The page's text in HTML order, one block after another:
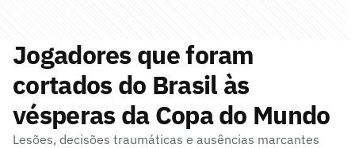
Jogadores que foram
cortados do Brasil às
vésperas da Copa do Mundo
Lesões, decisões traumáticas e ausências marcantes